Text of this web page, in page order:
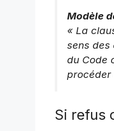
Modèle
« La
sens des
du Code
procéder
Si refus